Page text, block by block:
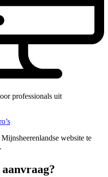
professionals uit
website te